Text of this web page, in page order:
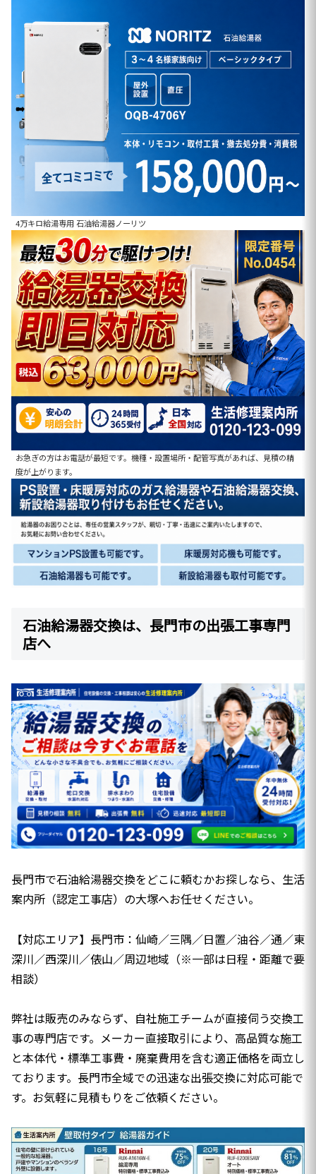
4万キロ給湯専用 石油給湯器ノーリツ
お急ぎの方はお電話が最短です。機種・設置場所・配管写真があれば、見積の精
度が上がります。
石油給湯器交換は、長門市の出張工事専門
店へ
長門市で石油給湯器交換をどこに頼むかお探しなら、生活
案内所（認定工事店）の大塚へお任せください。
【対応エリア】長門市：仙崎／三隅／日置／油谷／通／東
深川／西深川／俵山／周辺地域（※一部は日程・距離で要
相談）
弊社は販売のみならず、自社施工チームが直接伺う交換工
事の専門店です。メーカー直接取引により、高品質な施工
と本体代・標準工事費・廃棄費用を含む適正価格を両立し
ております。長門市全域での迅速な出張交換に対応可能で
す。お気軽に見積もりをご依頼ください。